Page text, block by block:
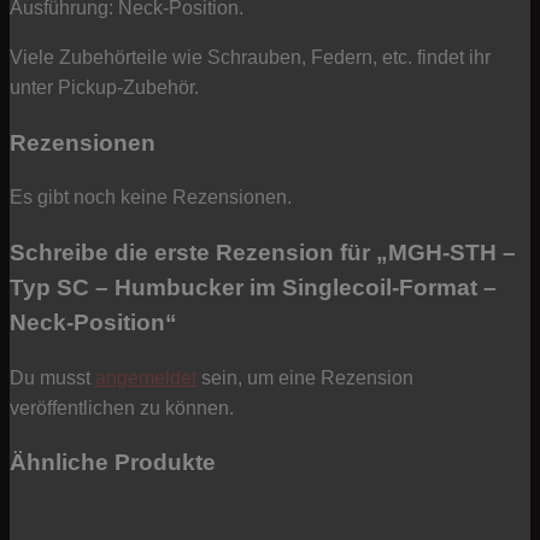
Ausführung: Neck-Position.
Viele Zubehörteile wie Schrauben, Federn, etc. findet ihr
unter Pickup-Zubehör.
Rezensionen
Es gibt noch keine Rezensionen.
Schreibe die erste Rezension für „MGH-STH –
Typ SC – Humbucker im Singlecoil-Format –
Neck-Position“
Du musst angemeldet sein, um eine Rezension
veröffentlichen zu können.
Ähnliche Produkte